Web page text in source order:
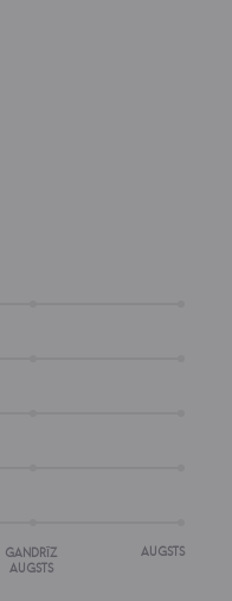
GANDRĪZ
AUGSTS
AUGSTS